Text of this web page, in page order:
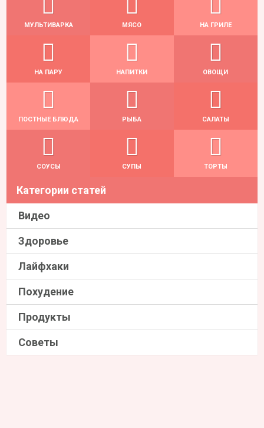
МУЛЬТИВАРКА МЯСО НА ГРИЛЕ
НА ПАРУ НАПИТКИ ОВОЩИ
ПОСТНЫЕ БЛЮДА РЫБА САЛАТЫ
СОУСЫ СУПЫ ТОРТЫ
Категории статей
Видео
Здоровье
Лайфхаки
Похудение
Продукты
Советы